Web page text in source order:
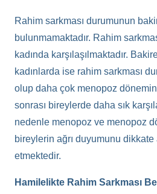
Rahim sarkması durumunun
bulunmamaktadır. Rahim
kadında karşılaşılmaktadır.
kadınlarda ise rahim sarkması
olup daha çok menopoz
sonrası bireylerde daha sık
nedenle menopoz ve menopoz
bireylerin ağrı duyumunu dikkate
etmektedir.
Hamilelikte Rahim Sarkması